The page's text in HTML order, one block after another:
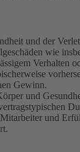
und der
wie
Gewinn.
und
und